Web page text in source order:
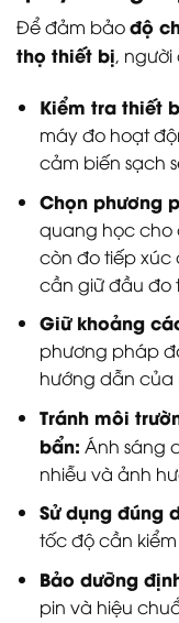
Để đảm bảođộ
thọ thiết bị,
Kiểm tra thiết
máy đo hoạt
cảm biến sạch
Chọn phương
quang học cho
còn đo tiếp xúc
cần giữ đầu đo
Giữ khoảng
phương pháp
hướng dẫn của
Tránh môi
bẩn: Ánh sáng
nhiễu và ảnh
Sử dụng đúng
tốc độ cần
Bảo dưỡng
pin và hiệu